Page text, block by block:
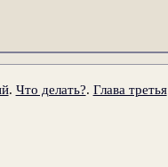
. Что делать?. Глава третья